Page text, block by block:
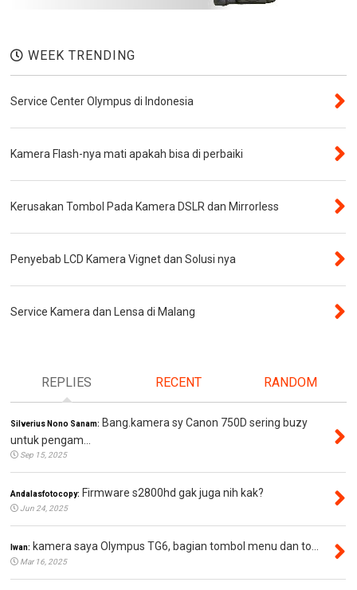
WEEK TRENDING
Service Center Olympus di Indonesia
Kamera Flash-nya mati apakah bisa di perbaiki
Kerusakan Tombol Pada Kamera DSLR dan Mirrorless
Penyebab LCD Kamera Vignet dan Solusi nya
Service Kamera dan Lensa di Malang
REPLIES RECENT RANDOM
Silverius Nono Sanam: Bang.kamera sy Canon 750D sering buzy
untuk pengam...
Sep 15, 2025
Andalasfotocopy: Firmware s2800hd gak juga nih kak?
Jun 24, 2025
Iwan: kamera saya Olympus TG6, bagian tombol menu dan to...
Mar 16, 2025